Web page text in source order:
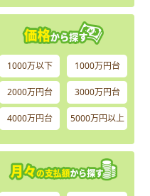
1000万以下 1000万円台
2000万円台 3000万円台
4000万円台 5000万円以上